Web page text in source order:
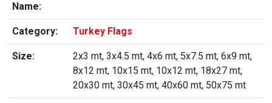
Name:
Category: Turkey Flags
Size:
2x3 mt, 3x4.5 mt, 4x6 mt, 5x7.5 mt, 6x9 mt,
8x12 mt, 10x15 mt, 10x12 mt, 18x27 mt,
20x30 mt, 30x45 mt, 40x60 mt, 50x75 mt